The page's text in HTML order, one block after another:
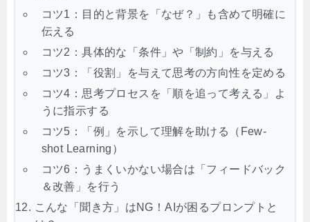
コツ1：目的と背景を「なぜ？」も含めて明確に
伝える
コツ2：具体的な「条件」や「制約」を与える
コツ3：「役割」を与えて思考の方向性を定める
コツ4：思考プロセスを「順を追って考える」よ
うに指示する
コツ5：「例」を示して理解を助ける（Few-
shot Learning）
コツ6：うまくいかない場合は「フィードバック
＆改善」を行う
こんな「聞き方」はNG！AIが困るプロンプトと